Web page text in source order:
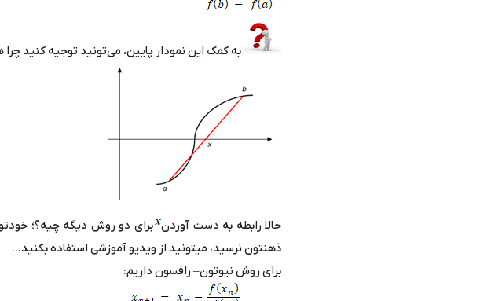
به کمک این نمودار پایین، می‌تونید توجیه کنید
حالا رابطه به دست آوردن برای دو روش دیگه چیه؟؛
ذهنتون نرسید، میتونید از ویدیو آموزشی استفاده بکنید...
برای روش نیوتون– رافسون داریم: